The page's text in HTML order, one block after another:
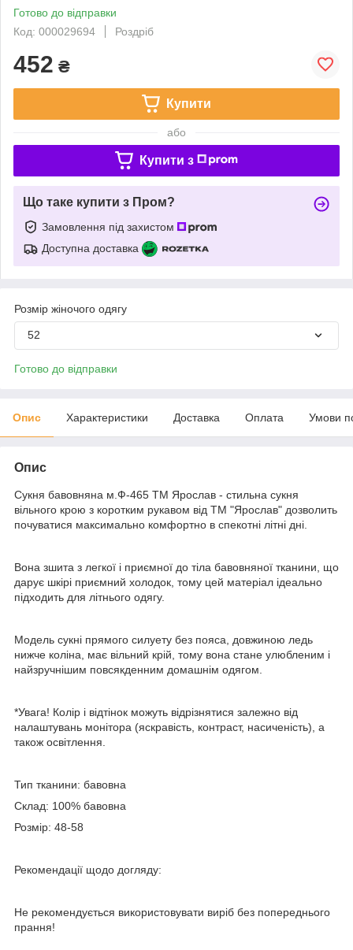
Готово до відправки
Код: 000029694
Роздріб
452 ₴
Купити
або
Купити з
Що таке купити з Пром?
Замовлення під захистом
Доступна доставка
Розмір жіночого одягу
52
Готово до відправки
Опис Характеристики Доставка Оплата Умови
Опис
Сукня бавовняна м.Ф-465 ТМ Ярослав - стильна сукня
вільного крою з коротким рукавом від ТМ "Ярослав" дозволить
почуватися максимально комфортно в спекотні літні дні.
Вона зшита з легкої і приємної до тіла бавовняної тканини, що
дарує шкірі приємний холодок, тому цей матеріал ідеально
підходить для літнього одягу.
Модель сукні прямого силуету без пояса, довжиною ледь
нижче коліна, має вільний крій, тому вона стане улюбленим і
найзручнішим повсякденним домашнім одягом.
*Увага! Колір і відтінок можуть відрізнятися залежно від
налаштувань монітора (яскравість, контраст, насиченість), а
також освітлення.
Тип тканини: бавовна
Склад: 100% бавовна
Розмір: 48-58
Рекомендації щодо догляду:
Не рекомендується використовувати виріб без попереднього
прання!